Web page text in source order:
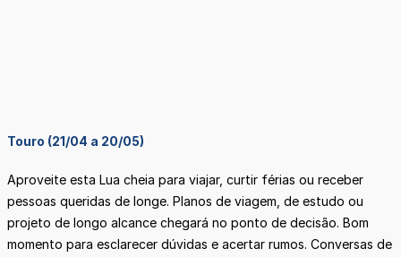
Touro (21/04 a 20/05)
Aproveite esta Lua cheia para viajar, curtir férias ou receber
pessoas queridas de longe. Planos de viagem, de estudo ou
projeto de longo alcance chegará no ponto de decisão. Bom
momento para esclarecer dúvidas e acertar rumos. Conversas de